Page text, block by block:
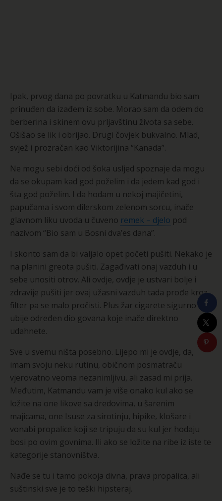
Ipak, prvog dana po povratku u Katmandu bio sam
prinuđen da izađem iz sobe. Morao sam da odem do
berberina i skinem ovu prljavštinu života sa sebe.
Ošišao se lik i obrijao. Drugi čovjek bukvalno. Mlad,
svjež i prozračan kao Viktorijina “Kanada”.
Ne mogu sebi doći od šoka usljed spoznaje da mogu
da se okupam kad god poželim i da jedem kad god i
šta god poželim. I da hodam u nekoj majičetini,
papučama i svom dilerskom zelenom sorcu, inače
glavnom liku uvoda u čuveno remek – djelo pod
nazivom “Bio sam u Bosni dva’es dana”.
I skonto sam da bi valjalo opet početi pušiti. Nekako je
na planini greota pušiti. Zagađivati onaj vazduh i u
sebe unositi otrov. Ali ovdje, ovdje je ustvari bolje i
zdravije pušiti jer ovaj užasni vazduh tada prođe kroz
filter pa se malo pročisti. Plus žar cigarete sigurno
ubije određen dio govana koje inače direktno
udahnete.
Sve u svemu ništa posebno. Lijepo mi je ovdje, da,
imam svoju neku rutinu, običnom posmatraču
vjerovatno veoma nezanimljivu, ali zasad mi prija.
Međutim, Katmandu vam je više onako kul ako se
ložite na one likove sa dredovima, u šarenim
majicama, one Isuse za sirotinju, hipike, klošare i
vonabi propalice koji se tripuju da su kul jer hodaju
bosi po ovim govnima. Ili ako se ložite na ribe iz iste te
kategorije stanovništva.
Nađe se tu i tamo pokoja divna, prava propalica, ali
suštinski sve je to teški hipsteraj.